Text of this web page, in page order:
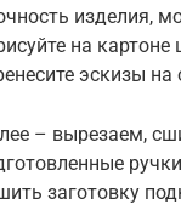
изделия,
на
эскизы
– вырезаем,
заготовку